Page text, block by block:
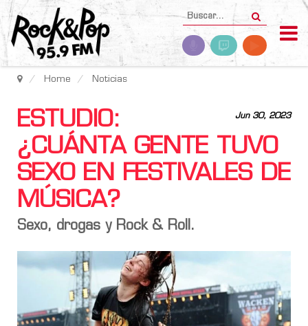
Home Noticias
Jun 30, 2023
ESTUDIO:
¿CUÁNTA GENTE TUVO
SEXO EN FESTIVALES DE
MÚSICA?
Sexo, drogas y Rock & Roll.